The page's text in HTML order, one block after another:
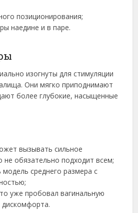
позиционирования;
наедине и в паре.
изогнуты для стимуляции
Они мягко приподнимают
более глубокие, насыщенные
вызывать сильное
не обязательно подходит всем;
среднего размера с
уже пробовал вагинальную